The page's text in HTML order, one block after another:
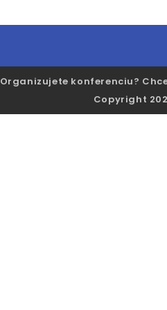
Organizujete konferenciu?
Copyright